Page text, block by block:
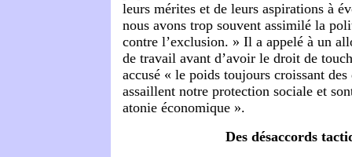
leurs mérites et de leurs aspirations à
nous avons trop souvent assimilé la
contre l’exclusion. » Il a appelé à un
de travail avant d’avoir le droit de
accusé « le poids toujours croissant des
assaillent notre protection sociale et
atonie économique ».
Des désaccords